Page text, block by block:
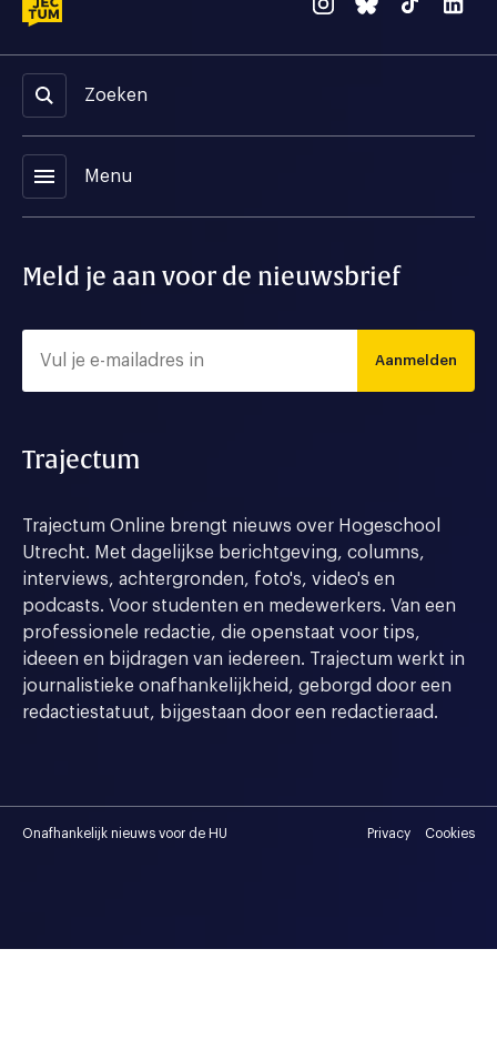
Zoeken
menu Menu
Meld je aan voor de nieuwsbrief
Aanmelden
Trajectum
Trajectum Online brengt nieuws over Hogeschool
Utrecht. Met dagelijkse berichtgeving, columns,
interviews, achtergronden, foto's, video's en
podcasts. Voor studenten en medewerkers. Van een
professionele redactie, die openstaat voor tips,
ideeen en bijdragen van iedereen. Trajectum werkt in
journalistieke onafhankelijkheid, geborgd door een
redactiestatuut, bijgestaan door een redactieraad.
Onafhankelijk nieuws voor de HU Privacy Cookies